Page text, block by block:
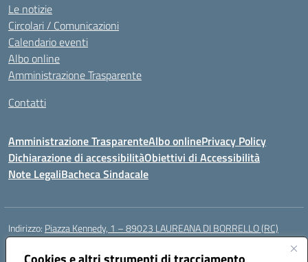
Le notizie
Circolari / Comunicazioni
Calendario eventi
Albo online
Amministrazione Trasparente
Contatti
Amministrazione TrasparenteAlbo onlinePrivacy Policy
Dichiarazione di accessibilitàObiettivi di Accessibilità
Note LegaliBacheca Sindacale
Indirizzo: Piazza Kennedy, 1 – 89023 LAUREANA DI BORRELLO (RC)
Centralino:
Posta elettronica certificata (PEC):rcic84800t@pec.istruzione.it